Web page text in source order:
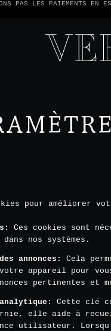
pour améliorer
:
Ces cookies sont
nos systèmes.
annonces :
Cela
appareil pour
pertinentes et
:
Cette clé
elle aide à
utilisateur.